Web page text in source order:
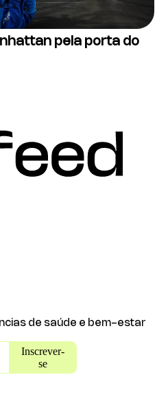
pela porta do
de saúde e bem-estar